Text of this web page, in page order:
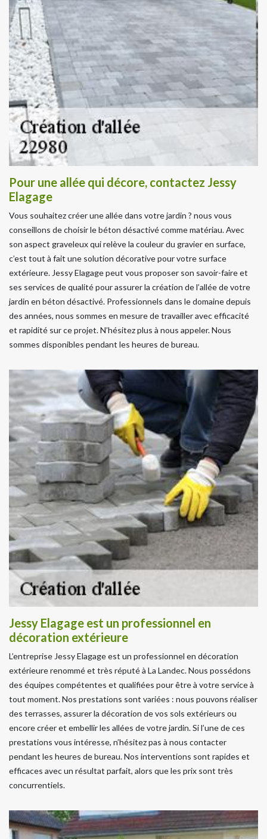
Pour une allée qui décore, contactez Jessy
Elagage
Vous souhaitez créer une allée dans votre jardin ? nous vous
conseillons de choisir le béton désactivé comme matériau. Avec
son aspect graveleux qui relève la couleur du gravier en surface,
c’est tout à fait une solution décorative pour votre surface
extérieure. Jessy Elagage peut vous proposer son savoir-faire et
ses services de qualité pour assurer la création de l’allée de votre
jardin en béton désactivé. Professionnels dans le domaine depuis
des années, nous sommes en mesure de travailler avec efficacité
et rapidité sur ce projet. N’hésitez plus à nous appeler. Nous
sommes disponibles pendant les heures de bureau.
Jessy Elagage est un professionnel en
décoration extérieure
L’entreprise Jessy Elagage est un professionnel en décoration
extérieure renommé et très réputé à La Landec. Nous possédons
des équipes compétentes et qualifiées pour être à votre service à
tout moment. Nos prestations sont variées : nous pouvons réaliser
des terrasses, assurer la décoration de vos sols extérieurs ou
encore créer et embellir les allées de votre jardin. Si l’une de ces
prestations vous intéresse, n’hésitez pas à nous contacter
pendant les heures de bureau. Nos interventions sont rapides et
efficaces avec un résultat parfait, alors que les prix sont très
concurrentiels.